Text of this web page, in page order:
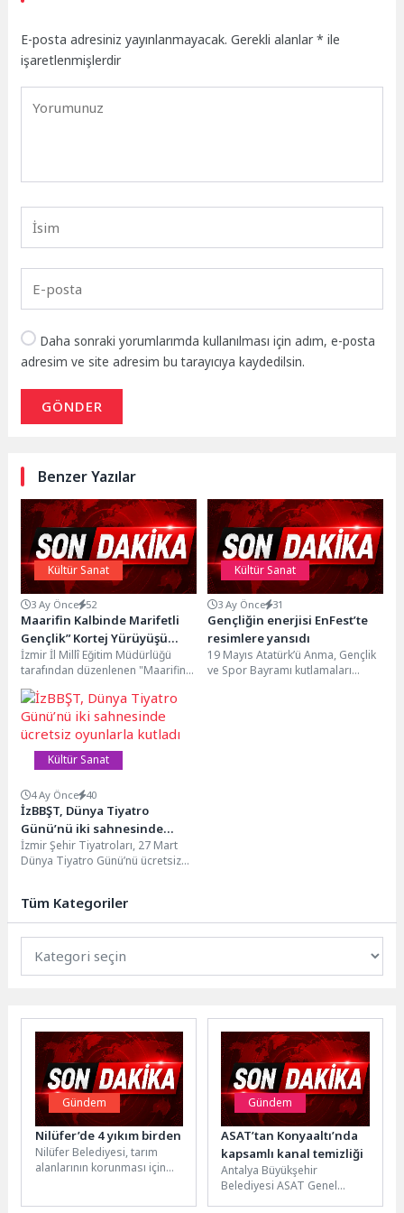
E-posta adresiniz yayınlanmayacak. Gerekli alanlar* ile
işaretlenmişlerdir
Daha sonraki yorumlarımda kullanılması için adım, e-posta
adresim ve site adresim bu tarayıcıya kaydedilsin.
GÖNDER
Benzer Yazılar
Kültür Sanat
3 Ay Önce 52
Maarifin Kalbinde Marifetli
Gençlik” Kortej Yürüyüşü
Gerçekleştirildi
İzmir İl Millî Eğitim Müdürlüğü
tarafından düzenlenen "Maarifin
Kalbinde Marifetli Gençlik" temalı
Kortej Yürüyüşü, Şehit...
Kültür Sanat
3 Ay Önce 31
Gençliğin enerjisi EnFest’te
resimlere yansıdı
19 Mayıs Atatürk’ü Anma, Gençlik
ve Spor Bayramı kutlamaları
Kültür Sanat
4 Ay Önce 40
İzBBŞT, Dünya Tiyatro
Günü’nü iki sahnesinde
ücretsiz oyunlarla kutladı
İzmir Şehir Tiyatroları, 27 Mart
Dünya Tiyatro Günü’nü ücretsiz
Tüm Kategoriler
Gündem
Nilüfer’de 4 yıkım birden
Nilüfer Belediyesi, tarım
alanlarının korunması için
Gündem
ASAT’tan Konyaaltı’nda
kapsamlı kanal temizliği
Antalya Büyükşehir
Belediyesi ASAT Genel